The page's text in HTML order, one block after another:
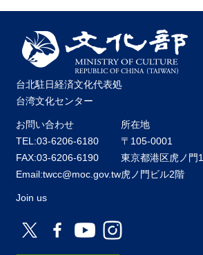
台北駐日経済文化代表処
台湾文化センター
お問い合わせ
TEL:03-6206-6180
FAX:03-6206-6190
Email:twcc@moc.gov.tw
所在地
〒105-0001
東京都港区虎ノ門
虎ノ門ビル2階
Join us